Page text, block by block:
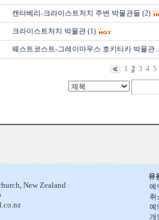
캔터베리-크라이스트처치 주변 박물관들 (2)
크라이스트처치 박물관 (1)
웨스트코스트-그레이마우스 호키티카 박물
1 2 3 4 5
유
예
취
예
개
New Zealand